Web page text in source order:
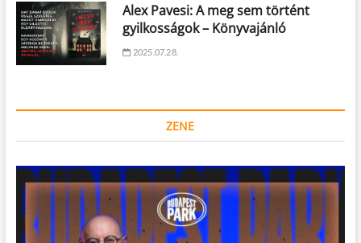
Alex Pavesi: A meg sem történt
gyilkosságok – Könyvajánló
2025.07.28.
ZENE